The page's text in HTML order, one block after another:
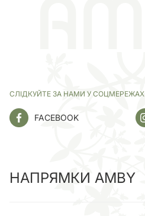
СЛІДКУЙТЕ ЗА НАМИ У СОЦМЕРЕЖАХ
FACEBOOK
НАПРЯМКИ AMBY